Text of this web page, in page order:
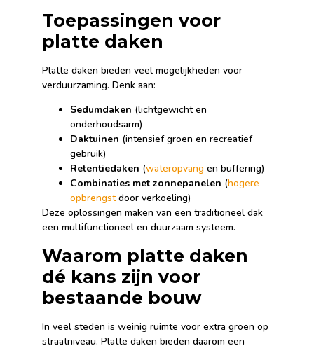
Toepassingen voor
platte daken
Platte daken bieden veel mogelijkheden voor
verduurzaming. Denk aan:
Sedumdaken (lichtgewicht en
onderhoudsarm)
Daktuinen (intensief groen en recreatief
gebruik)
Retentiedaken (wateropvang en buffering)
Combinaties met zonnepanelen (hogere
opbrengstdoor verkoeling)
Deze oplossingen maken van een traditioneel dak
een multifunctioneel en duurzaam systeem.
Waarom platte daken
dé kans zijn voor
bestaande bouw
In veel steden is weinig ruimte voor extra groen op
straatniveau. Platte daken bieden daarom een